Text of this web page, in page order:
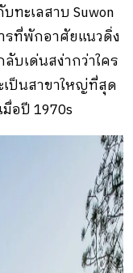
ะเลสาบ Suwon
รที่พักอาศัยแนวดิ่ง
บเด่นสง่ากว่าใคร
เป็นสาขาใหญ่ที่สุด
อปี 1970s